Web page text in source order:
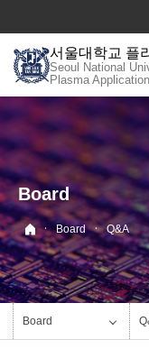
로
메
뉴
서울대학교 플
Seoul National
Plasma
Board
· Board · Q&A
Board